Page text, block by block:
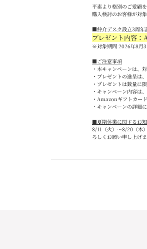
平素より格別のご愛顧
購入検討のお客様が対
■仲介デスク設立3周年
プレゼント内容
※対象期間 2026年8月3
■ ご注意事項
・本キャンペーンは、
・プレゼントの進呈は、
・プレゼントは数量に
・キャンペーン内容は
・ Amazonギフトカー
・キャンペーンの詳細
■夏期休業に関するお
8/11 （火）～8/20 （木
ろしくお願い申し上げま